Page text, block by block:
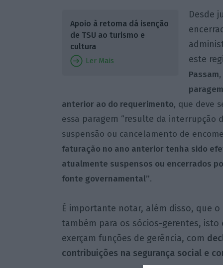
Apoio à retoma dá isenção
de TSU ao turismo e
cultura
Ler Mais
Desde
este
anterior ao do requerimento, que deve
essa paragem “resulte da interrupção
suspensão ou cancelamento de
faturação no ano anterior tenha sido
atualmente suspensos ou encerrados
fonte governamental”.
É importante notar, além disso, que o
também para os sócios-gerentes,
exerçam funções de gerência, com
contribuições na segurança social e